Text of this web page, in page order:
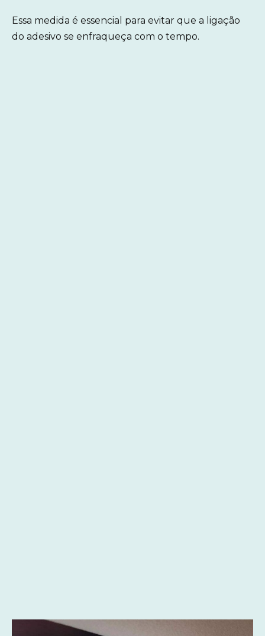
Essa medida é essencial para evitar que a ligação
do adesivo se enfraqueça com o tempo.